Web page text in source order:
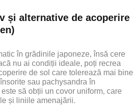
și alternative de acoperire
în grădinile japoneze, însă cere
nu ai condiții ideale, poți recrea
de sol care tolerează mai bine
sau pachysandra în
să obții un covor uniform, care
și liniile amenajării.